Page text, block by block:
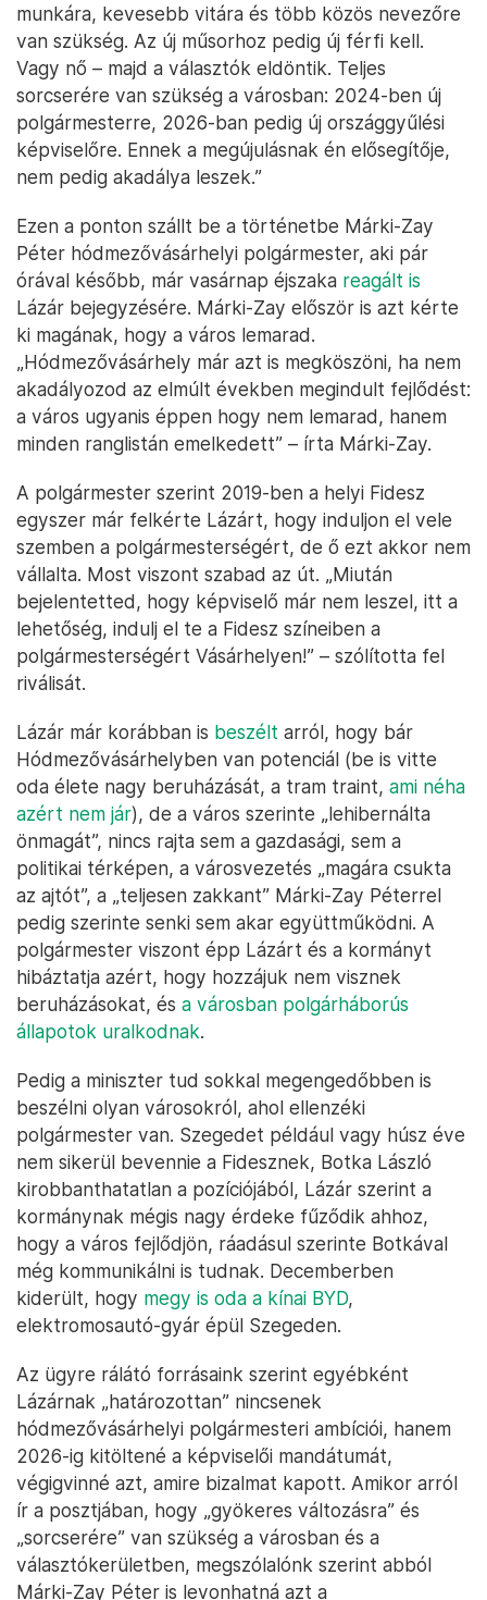
munkára, kevesebb vitára és több közös nevezőre
van szükség. Az új műsorhoz pedig új férfi kell.
Vagy nő – majd a választók eldöntik. Teljes
sorcserére van szükség a városban: 2024-ben új
polgármesterre, 2026-ban pedig új országgyűlési
képviselőre. Ennek a megújulásnak én elősegítője,
nem pedig akadálya leszek.”
Ezen a ponton szállt be a történetbe Márki-Zay
Péter hódmezővásárhelyi polgármester, aki pár
órával később, már vasárnap éjszaka reagált is
Lázár bejegyzésére. Márki-Zay először is azt kérte
ki magának, hogy a város lemarad.
„Hódmezővásárhely már azt is megköszöni, ha nem
akadályozod az elmúlt években megindult fejlődést:
a város ugyanis éppen hogy nem lemarad, hanem
minden ranglistán emelkedett” – írta Márki-Zay.
A polgármester szerint 2019-ben a helyi Fidesz
egyszer már felkérte Lázárt, hogy induljon el vele
szemben a polgármesterségért, de ő ezt akkor nem
vállalta. Most viszont szabad az út. „Miután
bejelentetted, hogy képviselő már nem leszel, itt a
lehetőség, indulj el te a Fidesz színeiben a
polgármesterségért Vásárhelyen!” – szólította fel
riválisát.
Lázár már korábban is beszélt arról, hogy bár
Hódmezővásárhelyben van potenciál (be is vitte
oda élete nagy beruházását, a tram traint, ami néha
azért nem jár), de a város szerinte „lehibernálta
önmagát”, nincs rajta sem a gazdasági, sem a
politikai térképen, a városvezetés „magára csukta
az ajtót”, a „teljesen zakkant” Márki-Zay Péterrel
pedig szerinte senki sem akar együttműködni. A
polgármester viszont épp Lázárt és a kormányt
hibáztatja azért, hogy hozzájuk nem visznek
beruházásokat, és a városban polgárháborús
állapotok uralkodnak.
Pedig a miniszter tud sokkal megengedőbben is
beszélni olyan városokról, ahol ellenzéki
polgármester van. Szegedet például vagy húsz éve
nem sikerül bevennie a Fidesznek, Botka László
kirobbanthatatlan a pozíciójából, Lázár szerint a
kormánynak mégis nagy érdeke fűződik ahhoz,
hogy a város fejlődjön, ráadásul szerinte Botkával
még kommunikálni is tudnak. Decemberben
kiderült, hogy megy is oda a kínai BYD,
elektromosautó-gyár épül Szegeden.
Az ügyre rálátó forrásaink szerint egyébként
Lázárnak „határozottan” nincsenek
hódmezővásárhelyi polgármesteri ambíciói, hanem
2026-ig kitöltené a képviselői mandátumát,
végigvinné azt, amire bizalmat kapott. Amikor arról
ír a posztjában, hogy „gyökeres változásra” és
„sorcserére” van szükség a városban és a
választókerületben, megszólalónk szerint abból
Márki-Zay Péter is levonhatná azt a